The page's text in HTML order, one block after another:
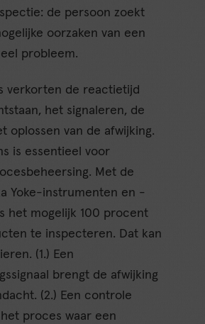
de persoon zoekt
oorzaken van een
probleem.
verkorten de reactietijd
het signaleren, de
oplossen van de afwijking.
is essentieel voor
Met de
Yoke-instrumenten en -
het mogelijk 100 procent
te inspecteren. Dat kan
(1.) Een
brengt de afwijking
(2.) Een controle
proces waar een